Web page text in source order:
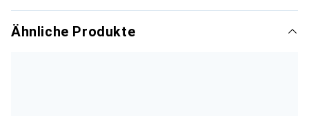
Ähnliche Produkte